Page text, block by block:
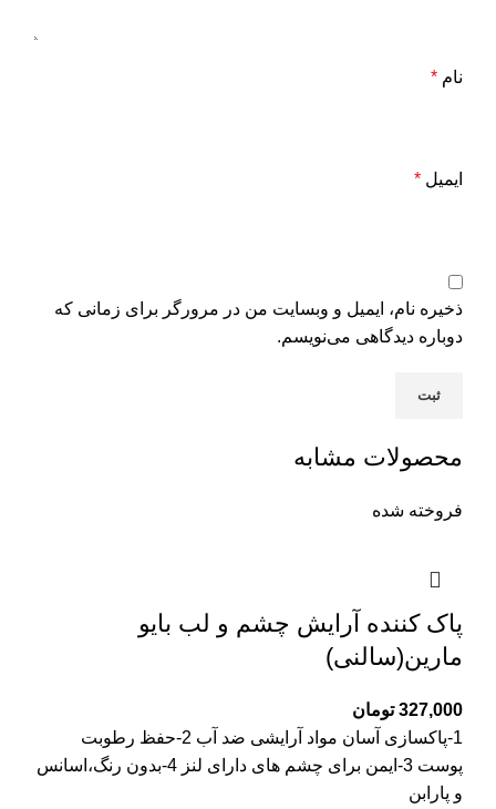
نام *
ایمیل *
ذخیره نام، ایمیل و وبسایت من در مرورگر برای زمانی که
دوباره دیدگاهی می‌نویسم.
محصولات مشابه
فروخته شده
پاک کننده آرایش چشم و لب بایو
مارین(سالنی)
327,000 تومان
1-پاکسازی آسان مواد آرایشی ضد آب 2-حفظ رطوبت
پوست 3-ایمن برای چشم های دارای لنز 4-بدون رنگ،اسانس
و پارابن